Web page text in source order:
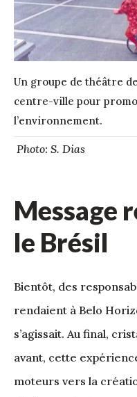
Un groupe de théâtre
centre-ville pour
l’environnement.
Photo: S. Dias
Message
le Brésil
Bientôt, des
rendaient à Belo
s’agissait. Au final,
avant, cette
moteurs vers la